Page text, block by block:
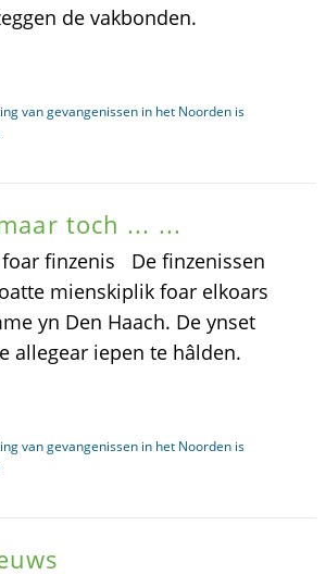
de vakbonden.
van gevangenissen in het Noorden is
toch ... ...
finzenis De finzenissen
mienskiplik foar elkoars
yn Den Haach. De ynset
allegear iepen te hâlden.
van gevangenissen in het Noorden is